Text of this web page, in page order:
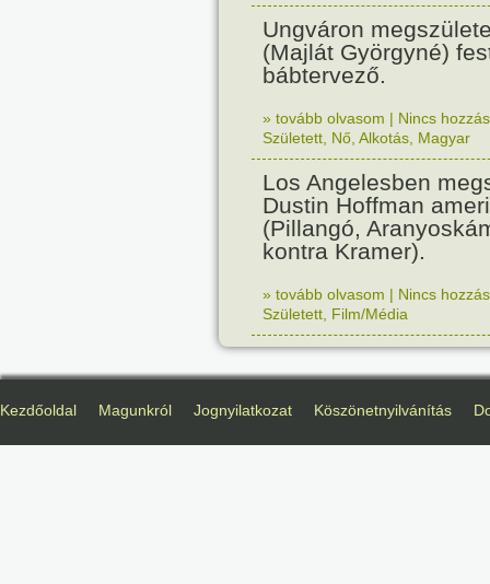
Ungváron
(Majlát Györgyné)
bábtervező.
» tovább olvasom | Nincs
Született Nő Alkotás Magyar
Los Angelesben
Dustin Hoffman
(Pillangó,
kontra Kramer).
» tovább olvasom | Nincs
Született Film/Média
Kezdőoldal Magunkról Jognyilatkozat Köszönetnyilvánítás